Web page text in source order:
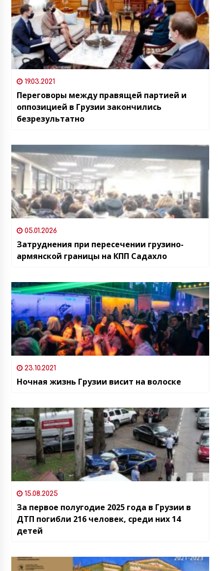
19.03.2021
Переговоры между правящей партией и
оппозицией в Грузии закончились
безрезультатно
05.01.2026
Затруднения при пересечении грузино-
армянской границы на КПП Садахло
23.10.2021
Ночная жизнь Грузии висит на волоске
15.08.2025
За первое полугодие 2025 года в Грузии в
ДТП погибли 216 человек, среди них 14
детей